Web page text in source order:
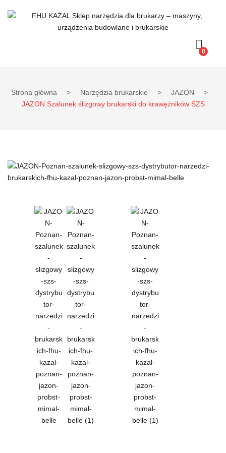
0
Strona główna > Narzędzia brukarskie > JAZON
>
JAZON Szalunek ślizgowy brukarski do krawężników SZS